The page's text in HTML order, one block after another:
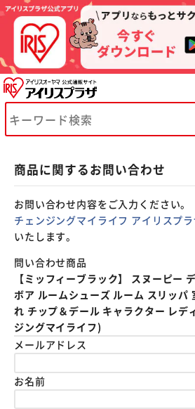
商品に関するお問い合わせ
お問い合わせ内容をご入力ください。
チェンジングマイライフ アイリスプ
いたします。
問い合わせ商品
【ミッフィーブラック】 スヌーピー
ボア ルームシューズ ルーム スリッパ
れ チップ＆デール キャラクター レデ
ジングマイライフ)
メールアドレス
お名前
※ご確認ください
カートに入れる